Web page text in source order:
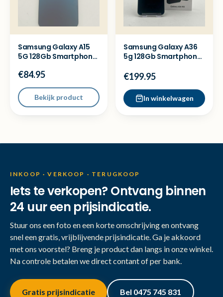
Samsung Galaxy A15
5G 128Gb Smartphone
€84.95
Bekijk product
Samsung Galaxy A36
5g 128Gb Smartphone
€199.95
In winkelwagen
INKOOP · VERKOOP · TERUGKOOP
Iets te verkopen? Ontvang binnen
24 uur een prijsindicatie.
Stuur ons een foto en een korte omschrijving en ontvang
snel een gratis, vrijblijvende prijsindicatie. Ga je akkoord
met ons voorstel? Breng je product dan langs in onze winkel.
Na controle betalen we direct contant of per bank.
Gratis prijsindicatie Bel 0475 745 831